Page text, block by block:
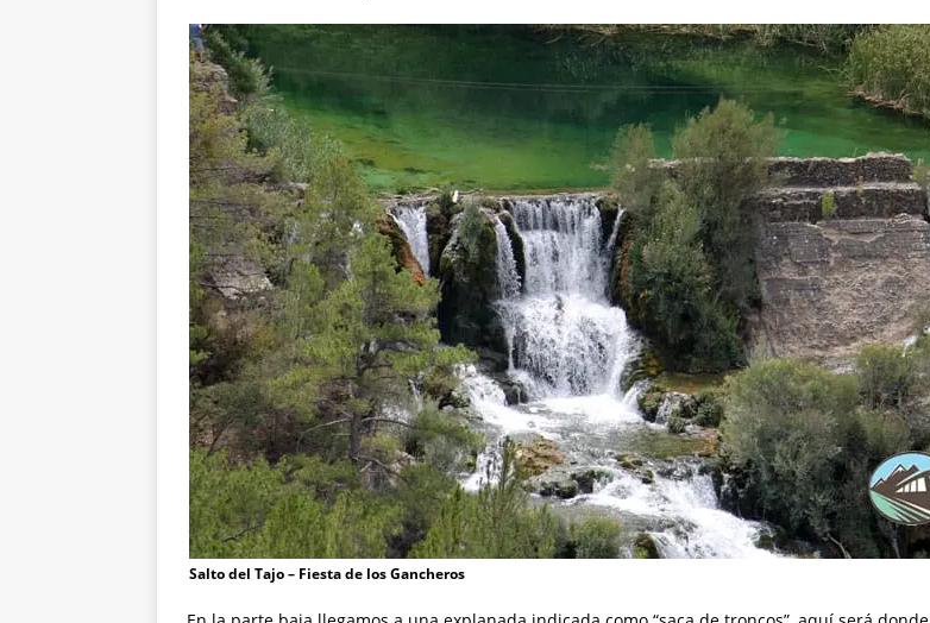
Salto del Tajo – Fiesta de los Gancheros